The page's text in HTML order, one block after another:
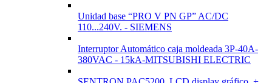
Unidad base “PRO V PN GP” AC/DC
110...240V. - SIEMENS
Interruptor Automático caja moldeada 3P-40A-
380VAC - 15kA-MITSUBISHI ELECTRIC